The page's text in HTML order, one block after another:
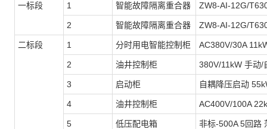
一标段 1 智能故障隔离重合器 ZW8-AI-12G/
2 智能故障隔离重合器 ZW8-AI-12G/
二标段 1 分时用电智能控制柜 AC380V/30A
2 油井控制柜 380V/11kW 手动/
3 启动柜 自耦降压启动
4 油井控制柜 AC400V/100A
5 低压配电箱 非标-500A 5回路